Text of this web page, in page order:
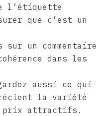
l’étiquette
que c’est un
sur un commentaire
dans les
aussi ce qui
la variété
prix attractifs.